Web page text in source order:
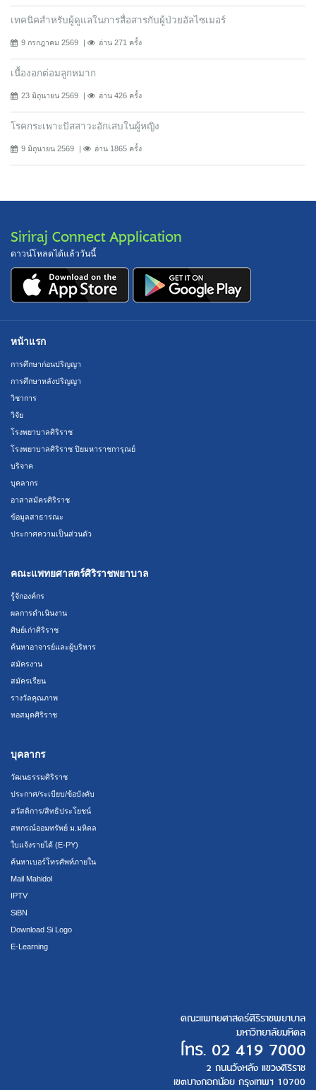
เทคนิคสำหรับผู้ดูแลในการสื่อสารกับผู้ป่วยอัลไซเมอร์
9 กรกฎาคม 2569 อ่าน 271 ครั้ง
เนื้องอกต่อมลูกหมาก
23 มิถุนายน 2569 อ่าน 426 ครั้ง
โรคกระเพาะปัสสาวะอักเสบในผู้หญิง
9 มิถุนายน 2569 อ่าน 1865 ครั้ง
Siriraj Connect Application
ดาวน์โหลดได้แล้ววันนี้
หน้าแรก
การศึกษาก่อนปริญญา
การศึกษาหลังปริญญา
วิชาการ
วิจัย
โรงพยาบาลศิริราช
โรงพยาบาลศิริราช ปิยมหาราชการุณย์
บริจาค
บุคลากร
อาสาสมัครศิริราช
ข้อมูลสาธารณะ
ประกาศความเป็นส่วนตัว
คณะแพทยศาสตร์ศิริราชพยาบาล
รู้จักองค์กร
ผลการดำเนินงาน
ศิษย์เก่าศิริราช
ค้นหาอาจารย์และผู้บริหาร
สมัครงาน
สมัครเรียน
รางวัลคุณภาพ
หอสมุดศิริราช
บุคลากร
วัฒนธรรมศิริราช
ประกาศ/ระเบียบ/ข้อบังคับ
สวัสดิการ/สิทธิประโยชน์
สหกรณ์ออมทรัพย์ ม.มหิดล
ใบแจ้งรายได้ (E-PY)
ค้นหาเบอร์โทรศัพท์ภายใน
Mail Mahidol
IPTV
SiBN
Download Si Logo
E-Learning
คณะแพทยศาสตร์ศิริราชพยาบาล
มหาวิทยาลัยมหิดล
โทร. 02 419 7000
2 ถนนวังหลัง แขวงศิริราช
เขตบางกอกน้อย กรุงเทพฯ 10700